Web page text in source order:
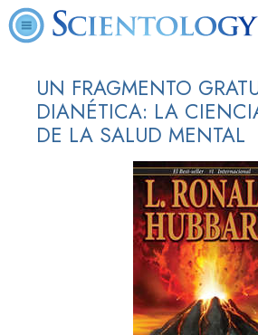
UN FRAGMENTO
DIANÉTICA: LA
DE LA SALUD MENTAL